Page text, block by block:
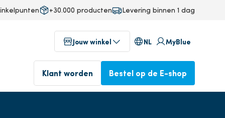
+30.000 producten Levering binnen 1 dag
Jouw winkel NL MyBlue
Klant worden Bestel op de E-shop